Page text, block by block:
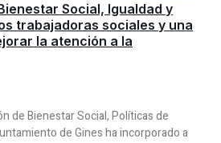
Social, Igualdad y
trabajadoras sociales y una
la atención a la
de Bienestar Social, Políticas de
de Gines ha incorporado a